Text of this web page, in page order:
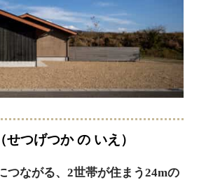
（せつげつか の いえ）
ながる、2世帯が住まう24mの